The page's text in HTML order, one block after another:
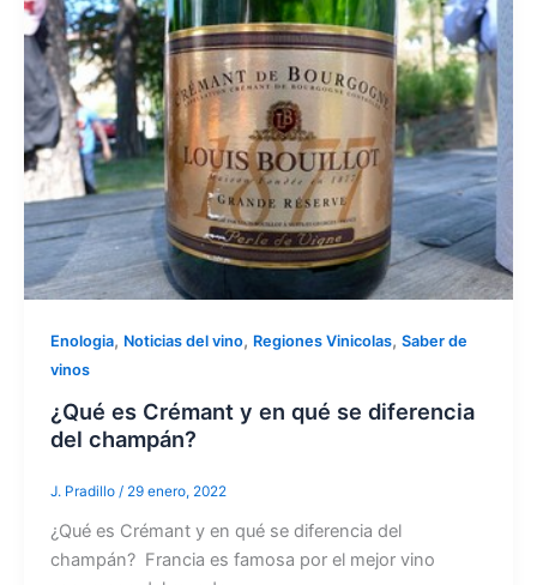
Enologia, Noticias del vino, Regiones Vinicolas, Saber de
vinos
¿Qué es Crémant y en qué se diferencia
del champán?
J. Pradillo / 29 enero, 2022
¿Qué es Crémant y en qué se diferencia del
champán? Francia es famosa por el mejor vino